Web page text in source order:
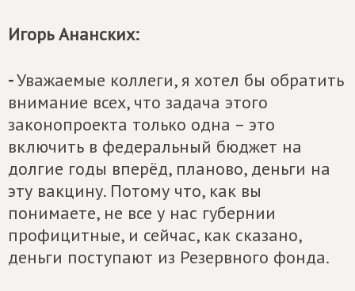
Игорь Ананских:
-Уважаемые коллеги, я хотел бы обратить
внимание всех, что задача этого
законопроекта только одна – это
включить в федеральный бюджет на
долгие годы вперёд, планово, деньги на
эту вакцину. Потому что, как вы
понимаете, не все у нас губернии
профицитные, и сейчас, как сказано,
деньги поступают из Резервного фонда.